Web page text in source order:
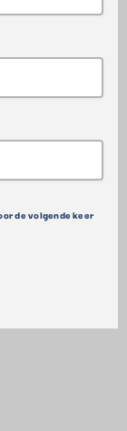
de volgende keer